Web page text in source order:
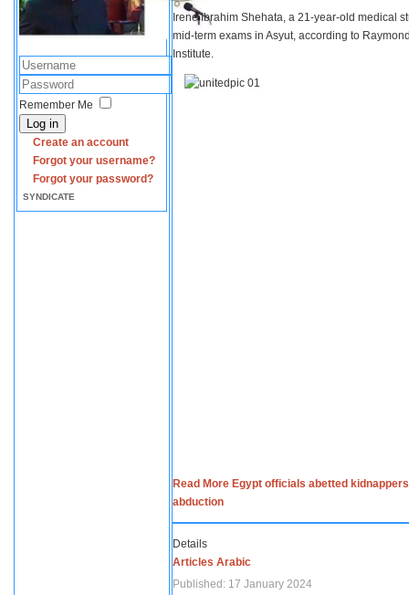
Remember Me
Log in
Create an account
Forgot your username?
Forgot your password?
SYNDICATE
Irene Ibrahim Shehata, a 21-year-old medical
mid-term exams in Asyut, according to
Institute.
Read More Egypt officials abetted
abduction
Details
Articles Arabic
Published: 17 January 2024